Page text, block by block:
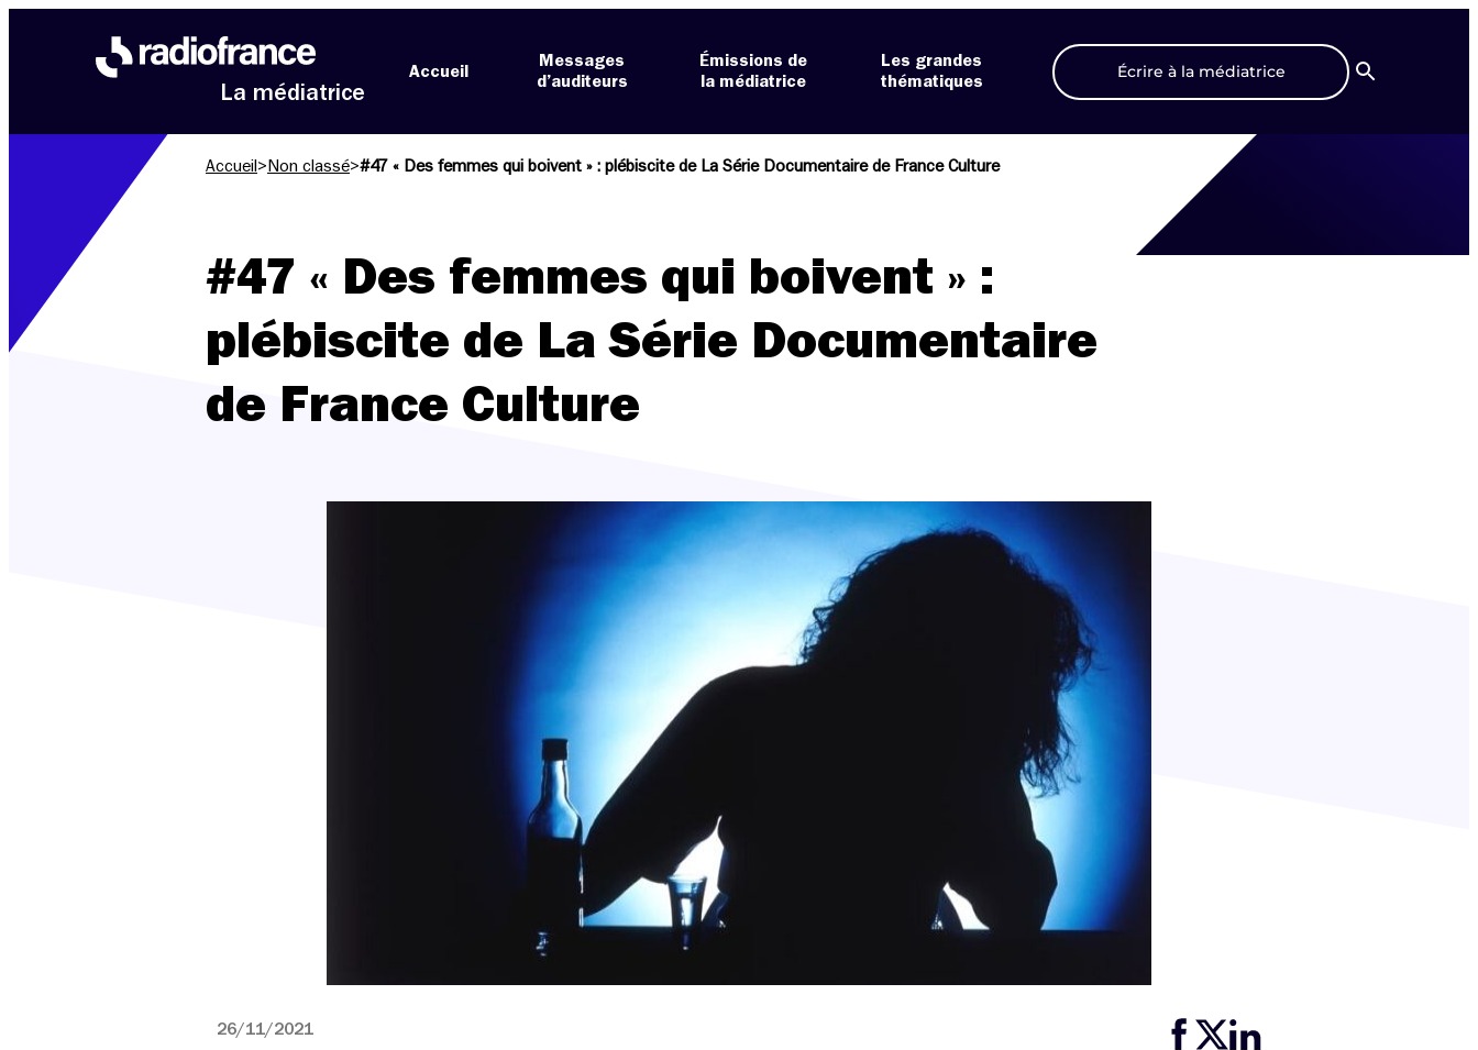
La médiatrice
Accueil
Messages
d’auditeurs
Émissions de
la médiatrice
Les grandes
thématiques
Écrire à la médiatrice
Recherche
Accueil > Non classé>#47 « Des femmes qui boivent » : plébiscite de La Série Documentaire de France Culture
#47 « Des femmes qui boivent » :
plébiscite de La Série Documentaire
de France Culture
26/11/2021